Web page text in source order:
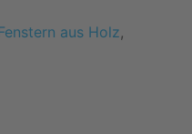
aus Holz,